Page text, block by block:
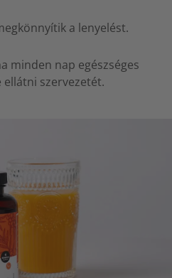
a lenyelést.
minden nap egészséges
szervezetét.